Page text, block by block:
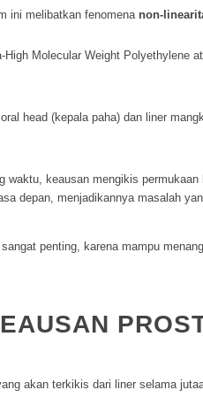
ini melibatkan fenomena non-
High Molecular Weight Polyethylene
head (kepala paha) dan liner
waktu, keausan mengikis permukaan
depan, menjadikannya masalah
penting, karena mampu
akan terkikis dari liner selama